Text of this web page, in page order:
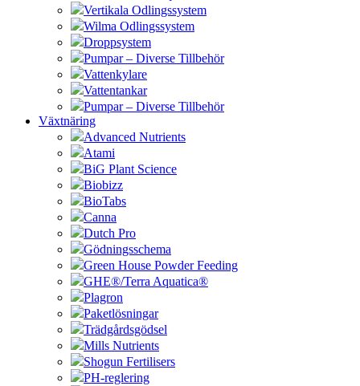
Vertikala Odlingssystem
Wilma Odlingssystem
Droppsystem
Pumpar – Diverse Tillbehör
Vattenkylare
Vattentankar
Pumpar – Diverse Tillbehör
Växtnäring
Advanced Nutrients
Atami
BiG Plant Science
Biobizz
BioTabs
Canna
Dutch Pro
Gödningsschema
Green House Powder Feeding
GHE®/Terra Aquatica®
Plagron
Paketlösningar
Trädgårdsgödsel
Mills Nutrients
Shogun Fertilisers
PH-reglering